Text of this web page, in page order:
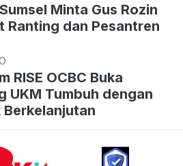
Minta Gus Rozin
Ranting dan Pesantren
RISE OCBC Buka
UKM Tumbuh dengan
Berkelanjutan